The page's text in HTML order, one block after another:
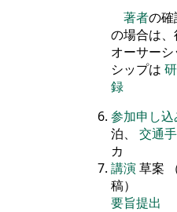
著者の
の場合は
オーサー
シップは
録
参加申し込
泊、 交通
カ
講演草案
稿）
要旨提出